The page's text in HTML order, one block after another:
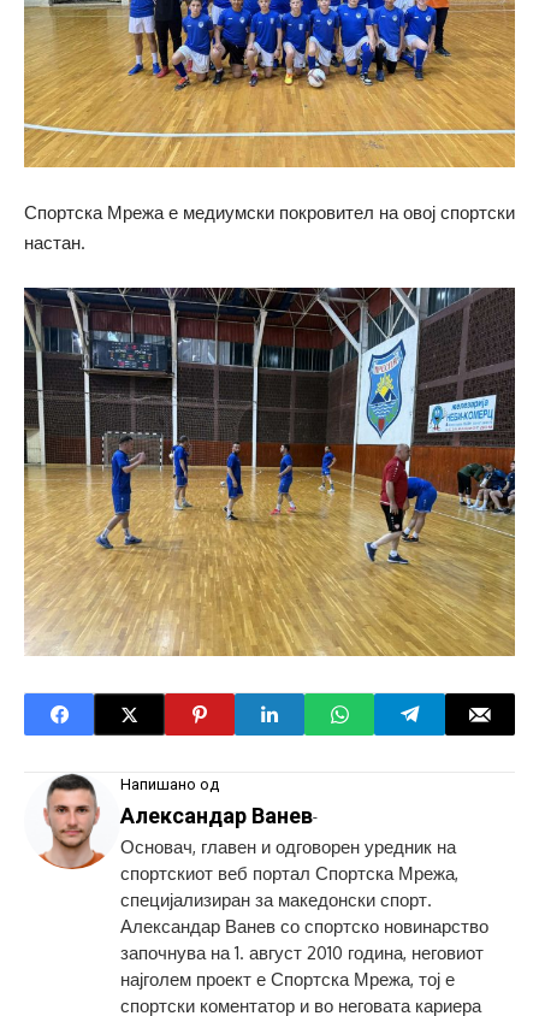
Спортска Мрежа е медиумски покровител на овој спортски
настан.
Напишано од
Александар Ванев-
Основач, главен и одговорен уредник на
спортскиот веб портал Спортска Мрежа,
специјализиран за македонски спорт.
Александар Ванев со спортско новинарство
започнува на 1. август 2010 година, неговиот
најголем проект е Спортска Мрежа, тој е
спортски коментатор и во неговата кариера